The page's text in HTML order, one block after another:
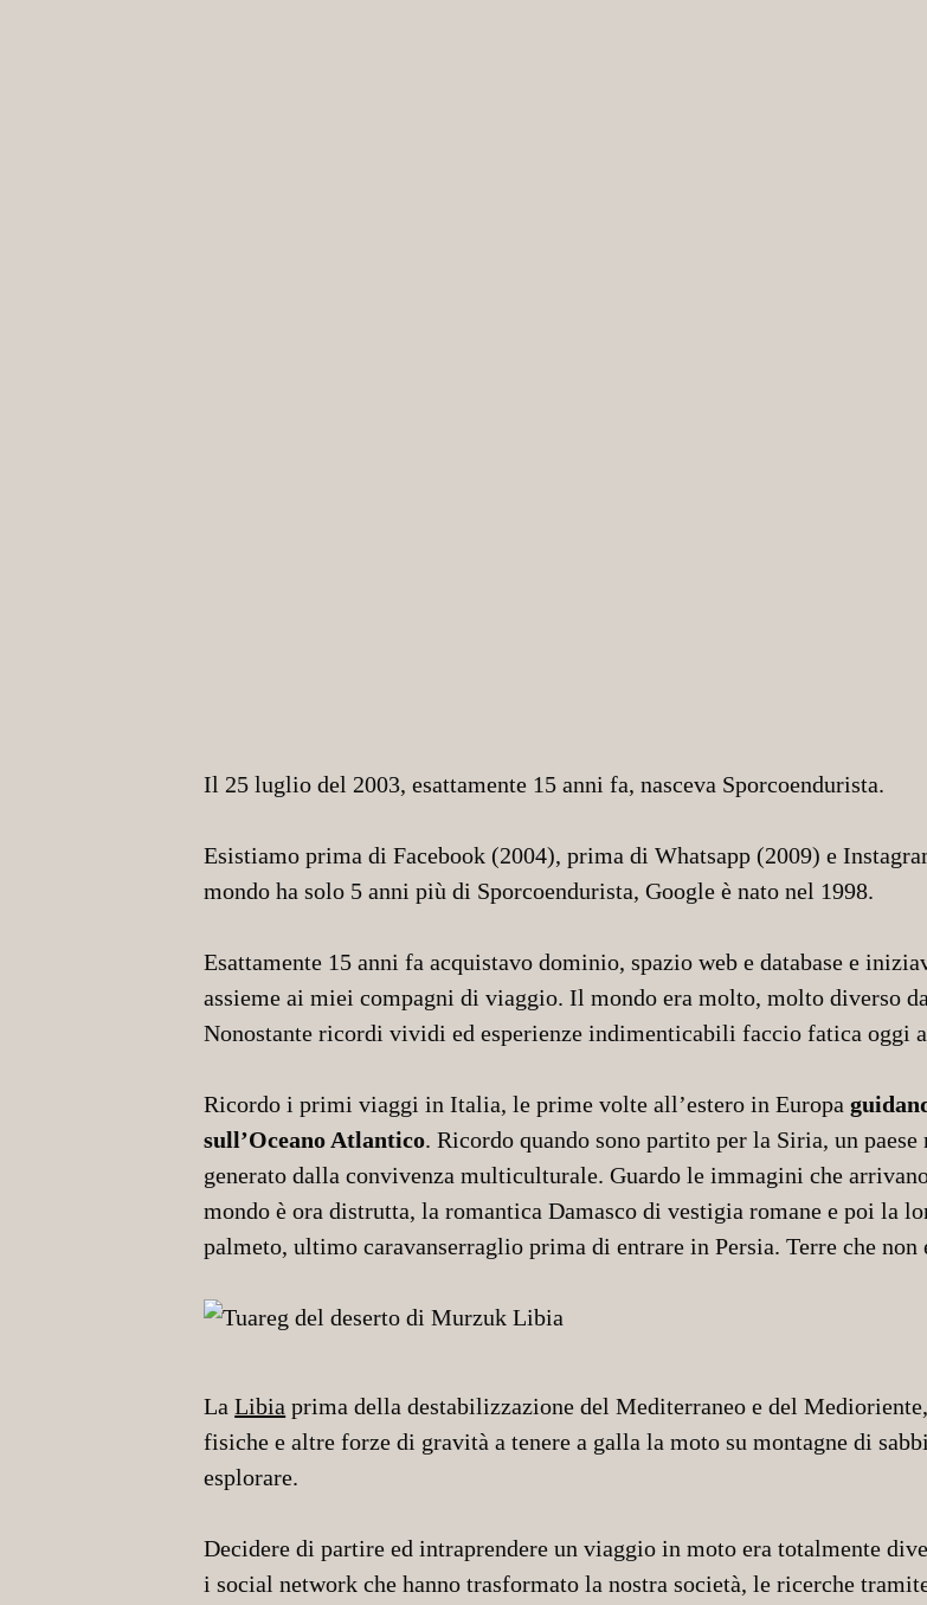
Il 25 luglio del 2003, esattamente 15 anni fa, nasceva Sporcoendurista.
Esistiamo prima di Facebook (2004), prima di Whatsapp (2009) e
mondo ha solo 5 anni più di Sporcoendurista, Google è nato nel 1998.
Esattamente 15 anni fa acquistavo dominio, spazio web e database e
assieme ai miei compagni di viaggio. Il mondo era molto, molto diverso
Nonostante ricordi vividi ed esperienze indimenticabili faccio fatica oggi
Ricordo i primi viaggi in Italia, le prime volte all’estero in Europa
sull’Oceano Atlantico. Ricordo quando sono partito per la Siria, un
generato dalla convivenza multiculturale. Guardo le immagini che
mondo è ora distrutta, la romantica Damasco di vestigia romane e poi la
palmeto, ultimo caravanserraglio prima di entrare in Persia. Terre che non
LaLibia prima della destabilizzazione del Mediterraneo e del
fisiche e altre forze di gravità a tenere a galla la moto su montagne di
esplorare.
Decidere di partire ed intraprendere un viaggio in moto era totalmente
i social network che hanno trasformato la nostra società, le ricerche